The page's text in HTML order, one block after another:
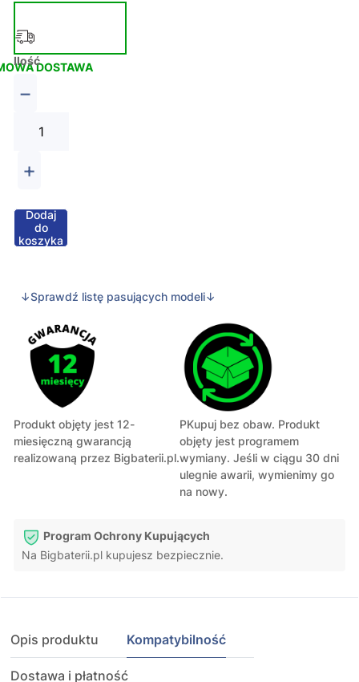
DOSTAWA
Ilość
−
+
Dodaj
do
koszyka
↓Sprawdź listę pasujących modeli↓
Produkt objęty jest 12-
miesięczną gwarancją
realizowaną przez Bigbaterii.pl.
PKupuj bez obaw. Produkt
objęty jest programem
wymiany. Jeśli w ciągu 30 dni
ulegnie awarii, wymienimy go
na nowy.
Program Ochrony Kupujących
Na Bigbaterii.pl kupujesz bezpiecznie.
Opis produktu Kompatybilność
Dostawa i płatność